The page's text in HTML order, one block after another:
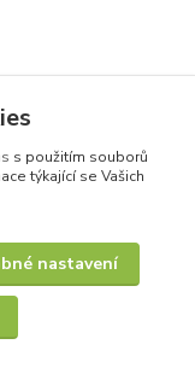
s použitím souborů
týkající se Vašich
nastavení